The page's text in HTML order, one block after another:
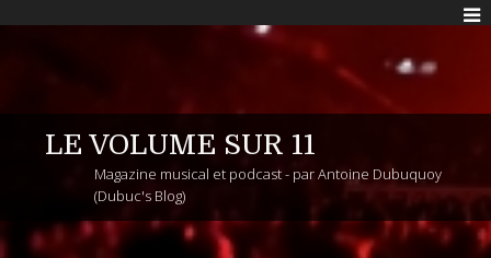
LE VOLUME SUR 11
Magazine musical et podcast - par Antoine Dubuquoy
(Dubuc's Blog)